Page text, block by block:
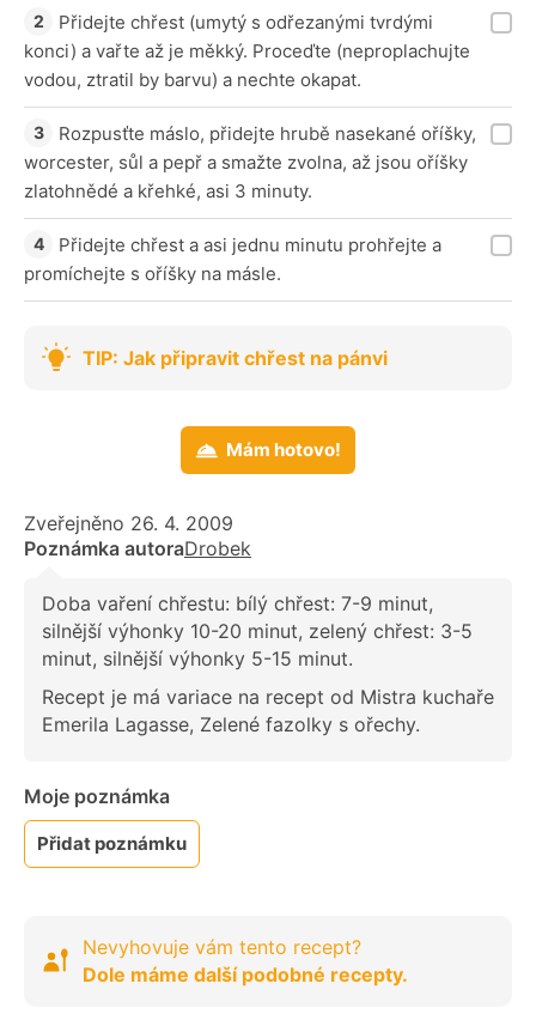
Přidejte chřest (umytý s odřezanými tvrdými
konci) a vařte až je měkký. Proceďte (neproplachujte
vodou, ztratil by barvu) a nechte okapat.
Rozpusťte máslo, přidejte hrubě nasekané oříšky,
worcester, sůl a pepř a smažte zvolna, až jsou oříšky
zlatohnědé a křehké, asi 3 minuty.
Přidejte chřest a asi jednu minutu prohřejte a
promíchejte s oříšky na másle.
TIP: Jak připravit chřest na pánvi
Mám hotovo!
Zveřejněno 26. 4. 2009
Poznámka autoraDrobek
Doba vaření chřestu: bílý chřest: 7-9 minut,
silnější výhonky 10-20 minut, zelený chřest: 3-5
minut, silnější výhonky 5-15 minut.
Recept je má variace na recept od Mistra kuchaře
Emerila Lagasse, Zelené fazolky s ořechy.
Moje poznámka
Přidat poznámku
Nevyhovuje vám tento recept?
Dole máme další podobné recepty.